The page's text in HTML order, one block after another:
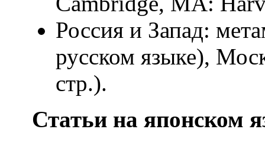
Россия и Запад:
русском языке),
стр.).
Статьи на японском